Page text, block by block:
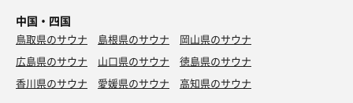
中国・四国
鳥取県のサウナ 島根県のサウナ
岡山県のサウナ
広島県のサウナ
山口県のサウナ
徳島県のサウナ
香川県のサウナ
愛媛県のサウナ 高知県のサウナ